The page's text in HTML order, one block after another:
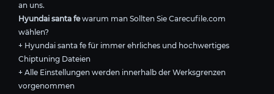
an uns.
Hyundai santa fewarum man Sollten Sie Carecufile.com
wählen?
+ Hyundai santa fe für immer ehrliches und hochwertiges
Chiptuning Dateien
+ Alle Einstellungen werden innerhalb der Werksgrenzen
vorgenommen